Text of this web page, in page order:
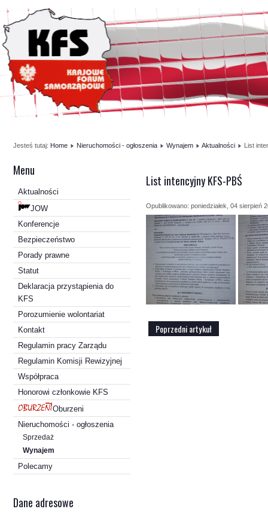
Jesteś tutaj: Home Nieruchomości - ogłoszenia Wynajem Aktualności List
Menu
Aktualności
JOW
Konferencje
Bezpieczeństwo
Porady prawne
Statut
Deklaracja przystąpienia do
KFS
Porozumienie wolontariat
Kontakt
Regulamin pracy Zarządu
Regulamin Komisji Rewizyjnej
Współpraca
Honorowi członkowie KFS
Oburzeni
Nieruchomości - ogłoszenia
Sprzedaż
Wynajem
Polecamy
Dane adresowe
List intencyjny KFS-PBŚ
Opublikowano: poniedziałek, 04 sierpień
Poprzedni artykuł